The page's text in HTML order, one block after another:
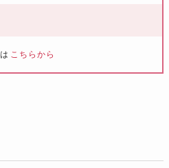
こちらから